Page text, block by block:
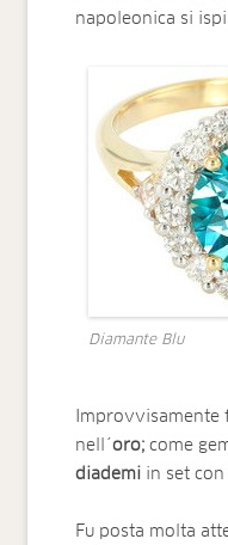
napoleonica si
Diamante Blu
Improvvisamente
nell´ oro; come
diademi in set con
Fu posta molta